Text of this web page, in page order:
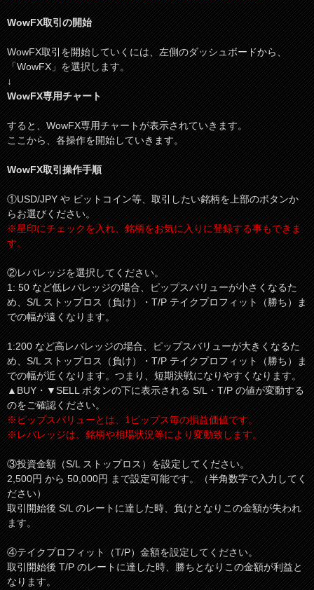
WowFX取引の開始
WowFX取引を開始していくには、左側のダッシュボードから、
「WowFX」を選択します。
↓
WowFX専用チャート
すると、WowFX専用チャートが表示されていきます。
ここから、各操作を開始していきます。
WowFX取引操作手順
①USD/JPY や ビットコイン等、取引したい銘柄を上部のボタンか
らお選びください。
※星印にチェックを入れ、銘柄をお気に入りに登録する事もできま
す。
②レバレッジを選択してください。
1: 50 など低レバレッジの場合、ピップスバリューが小さくなるた
め、S/L ストップロス（負け）・T/P テイクプロフィット（勝ち）ま
での幅が遠くなります。
1:200 など高レバレッジの場合、ピップスバリューが大きくなるた
め、S/L ストップロス（負け）・T/P テイクプロフィット（勝ち）ま
での幅が近くなります。つまり、短期決戦になりやすくなります。
▲BUY・▼SELL ボタンの下に表示される S/L・T/P の値が変動する
のをご確認ください。
※ピップスバリューとは、1ピップス毎の損益価値です。
※レバレッジは、銘柄や相場状況等により変動致します。
③投資金額（S/L ストップロス）を設定してください。
2,500円 から 50,000円 まで設定可能です。（半角数字で入力してく
ださい）
取引開始後 S/L のレートに達した時、負けとなりこの金額が失われ
ます。
④テイクプロフィット（T/P）金額を設定してください。
取引開始後 T/P のレートに達した時、勝ちとなりこの金額が利益と
なります。